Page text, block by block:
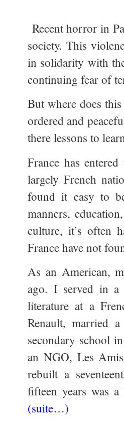
Recent horror in
society. This
in solidarity with
continuing fear of
But where does
ordered and
there lessons to
France has
largely French
found it easy to
manners,
culture, it’s often
France have not
As an American,
ago. I served in a
literature at a
Renault, married
secondary school
an NGO, Les
rebuilt a
fifteen years was
(suite…)